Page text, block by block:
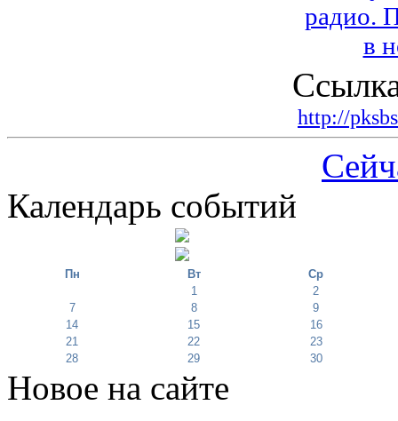
http://
Календарь событий
Пн Вт
Ср
1
2
7
8
9
14
15
16
21
22
23
28
29 30
Новое на сайте